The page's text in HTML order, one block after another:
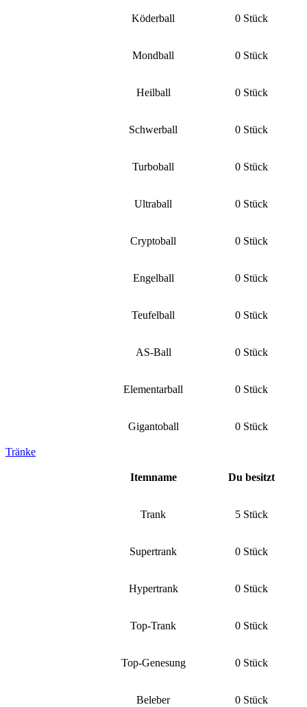
Köderball 0 Stück
Mondball 0 Stück
Heilball 0 Stück
Schwerball 0 Stück
Turboball 0 Stück
Ultraball 0 Stück
Cryptoball 0 Stück
Engelball 0 Stück
Teufelball 0 Stück
AS-Ball 0 Stück
Elementarball 0 Stück
Gigantoball 0 Stück
Tränke
Itemname Du besitzt
Trank 5 Stück
Supertrank 0 Stück
Hypertrank 0 Stück
Top-Trank 0 Stück
Top-Genesung 0 Stück
Beleber 0 Stück